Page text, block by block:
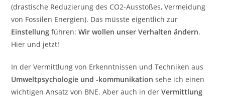
(drastische Reduzierung des CO2-Ausstoßes, Vermeidung
von Fossilen Energien). Das müsste eigentlich zur
Einstellung führen:Wir wollen unser Verhalten ändern.
Hier und jetzt!
In der Vermittlung von Erkenntnissen und Techniken aus
Umweltpsychologie und -kommunikation sehe ich einen
wichtigen Ansatz von BNE. Aber auch in derVermittlung